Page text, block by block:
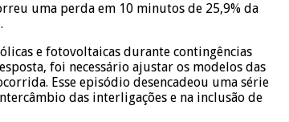
uma perda em 10 minutos de 25,9% da
e fotovoltaicas durante contingências
foi necessário ajustar os modelos das
Esse episódio desencadeou uma série
das interligações e na inclusão de